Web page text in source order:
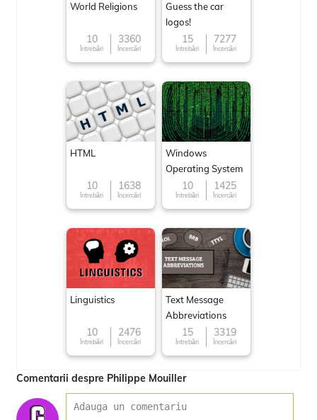
World Religions
10
Întrebări
3360
Încercări
Guess the car
logos!
15
Întrebări
7277
Încercări
HTML
10
Întrebări
1638
Încercări
Windows
Operating System
10
Întrebări
1425
Încercări
Linguistics
10
Întrebări
2476
Încercări
Text Message
Abbreviations
15
Întrebări
3319
Încercări
Comentarii despre Philippe Mouiller